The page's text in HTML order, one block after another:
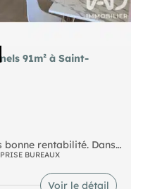
91m² à Saint-
locaux
BUREAUX
Voir le détail